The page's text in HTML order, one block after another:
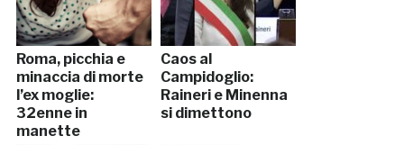
Roma, picchia e
minaccia di morte
l’ex moglie:
32enne in
manette
Caos al
Campidoglio:
Raineri e Minenna
si dimettono